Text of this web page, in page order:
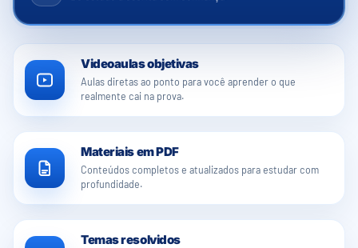
Videoaulas objetivas
Aulas diretas ao ponto para você aprender o que
realmente cai na prova.
Materiais em PDF
Conteúdos completos e atualizados para estudar com
profundidade.
Temas resolvidos